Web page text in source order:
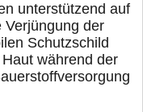
unterstützend auf
Verjüngung der
Schutzschild
während der